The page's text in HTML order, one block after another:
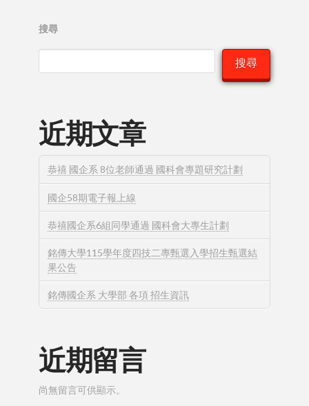
搜尋
搜尋
近期文章
恭禧 國企系 8位老師通過 國科會專題研究計劃
國企58期電子報上線
恭禧國企系6組同學通過 國科會大專生計劃
銘傳大學115學年度四技二專甄選入學招生甄選結
果公告
銘傳國企系 大學部 各項 招生資訊
近期留言
尚無留言可供顯示。